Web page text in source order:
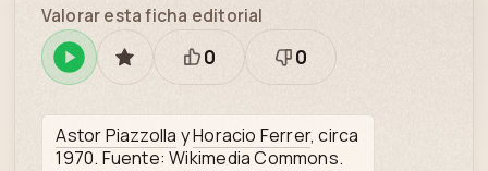
Reproducir
Spotify
GUARDAR
Valorar esta ficha editorial
Está
0
Necesita
0
Astor Piazzolla yHoracio Ferrer, circa
1970. Fuente: Wikimedia Commons.